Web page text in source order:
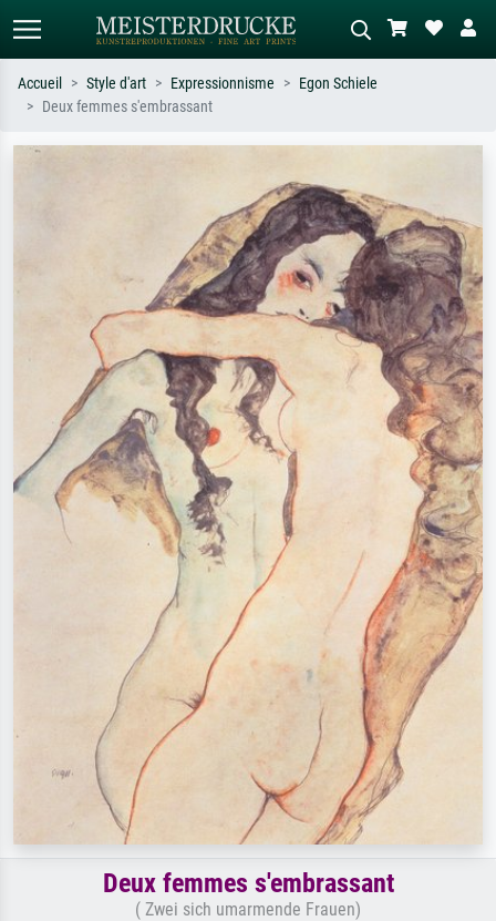
abstrait avec beaucoup de rouge,
tableau sombre, nu debout près d'un
arbre.
Accueil Style d'art Expressionnisme
Egon Schiele
Deux femmes s'embrassant
Deux femmes s'embrassant
( Zwei sich umarmende Frauen)